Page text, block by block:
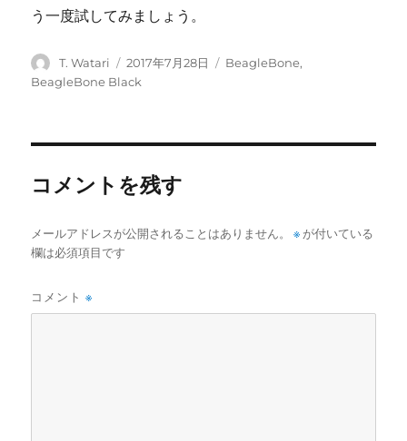
う一度試してみましょう。
投
稿
T. Watari
投
稿
2017年7月28日
カ
BeagleBone,
BeagleBone Black
コメントを残す
メールアドレスが公開されることはありません。 ※ が付いている
欄は必須項目です
コメント※